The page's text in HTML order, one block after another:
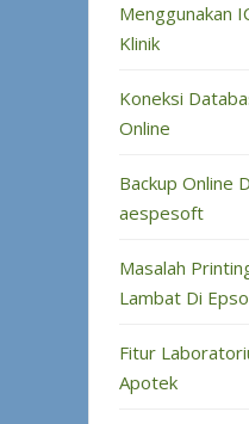
Menggunakan
Klinik
Koneksi
Online
Backup Online
aespesoft
Masalah
Lambat Di
Fitur
Apotek